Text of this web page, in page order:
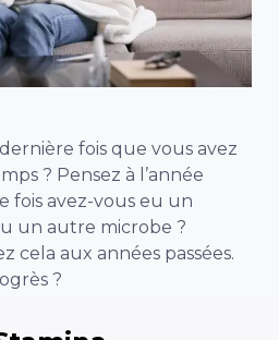
fois que vous avez
? Pensez à l’année
fois avez-vous eu un
un autre microbe ?
cela aux années passées.
?